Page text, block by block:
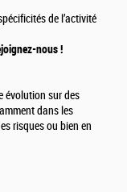
de l’activité
nous !
évolution sur des
dans les
risques ou bien en